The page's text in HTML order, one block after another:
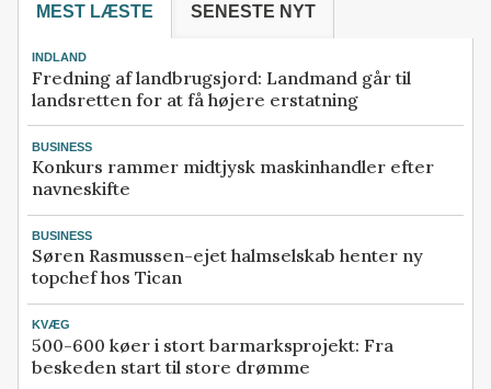
MEST LÆSTE SENESTE NYT
INDLAND
Fredning af landbrugsjord: Landmand går til
landsretten for at få højere erstatning
BUSINESS
Konkurs rammer midtjysk maskinhandler efter
navneskifte
BUSINESS
Søren Rasmussen-ejet halmselskab henter ny
topchef hos Tican
KVÆG
500-600 køer i stort barmarksprojekt: Fra
beskeden start til store drømme